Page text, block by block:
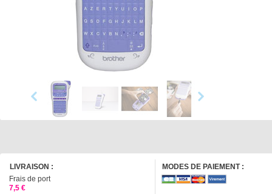
LIVRAISON :
Frais de port
7,5 €
MODES DE PAIEMENT :